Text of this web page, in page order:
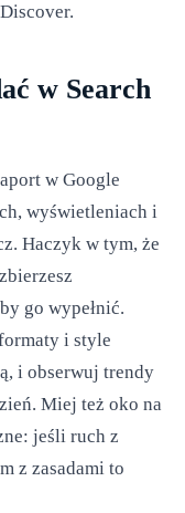
w Search
w Google
wyświetleniach i
Haczyk w tym, że
go wypełnić.
i style
i obserwuj trendy
Miej też oko na
jeśli ruch z
z zasadami to